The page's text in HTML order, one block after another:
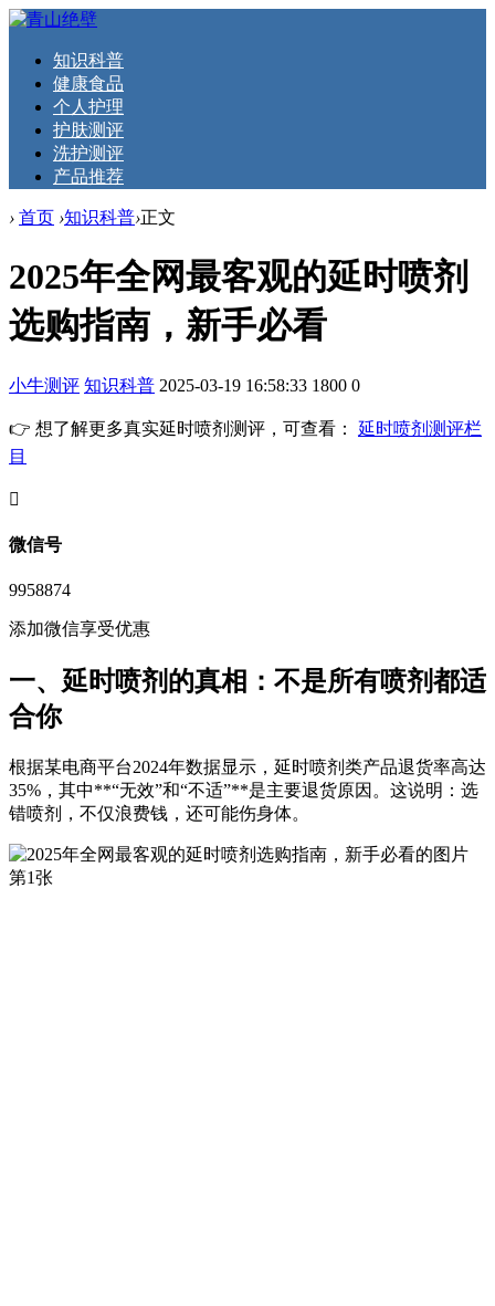
知识科普
健康食品
个人护理
护肤测评
洗护测评
产品推荐
› 首页 ›知识科普›正文
2025年全网最客观的延时喷剂
选购指南，新手必看
小牛测评 知识科普 2025-03-19 16:58:33 1800 0
👉 想了解更多真实延时喷剂测评，可查看： 延时喷剂测评栏
目
󦘖
微信号
9958874
添加微信享受优惠
一、延时喷剂的真相：不是所有喷剂都适
合你
根据某电商平台2024年数据显示，延时喷剂类产品退货率高达
35%，其中**“无效”和“不适”**是主要退货原因。这说明：选
错喷剂，不仅浪费钱，还可能伤身体。